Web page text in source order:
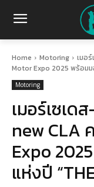
Home Motoring
เมอ
Motor Expo 2025 พร้อมม
Motoring
เมอร์เซเด
new CLA
Expo
แห่งปี